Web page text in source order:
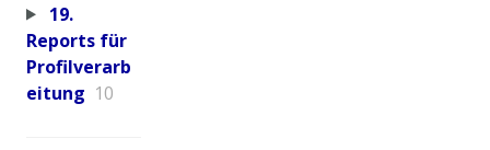
19.
Reports für
Profilverarb
eitung 10